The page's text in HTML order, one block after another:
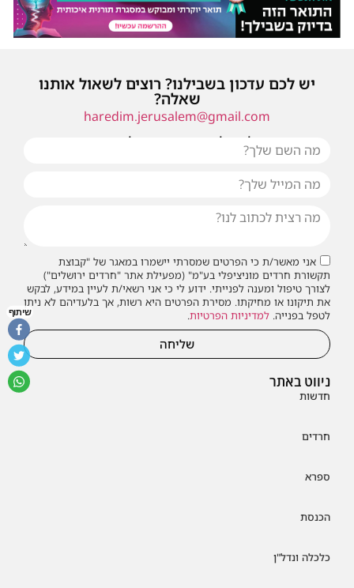
ניווט באתר
חדשות
חרדים
ספרא
הכנסת
כלכלה ונדל"ן
יש לכם עדכון בשבילנו? רוצים לשאול אותנו
שאלה?
haredim.jerusalem@gmail.com
או שילחו אלינו פנייה ונחזור אליכם בהקדם
אני מאשר/ת כי הפרטים שמסרתי יישמרו במאגר של "קבוצת
תקשורת חרדים מוניציפלי בע"מ" (מפעילת אתר "חרדים ירושלים")
לצורך טיפול ומענה לפנייתי. ידוע לי כי אני רשאי/ת לעיין במידע, לבקש
את תיקונו או מחיקתו. מסירת הפרטים היא רשות, אך בלעדיהם לא ניתן
לטפל בפנייה. למדיניות הפרטיות.
שליחה
שיתוף